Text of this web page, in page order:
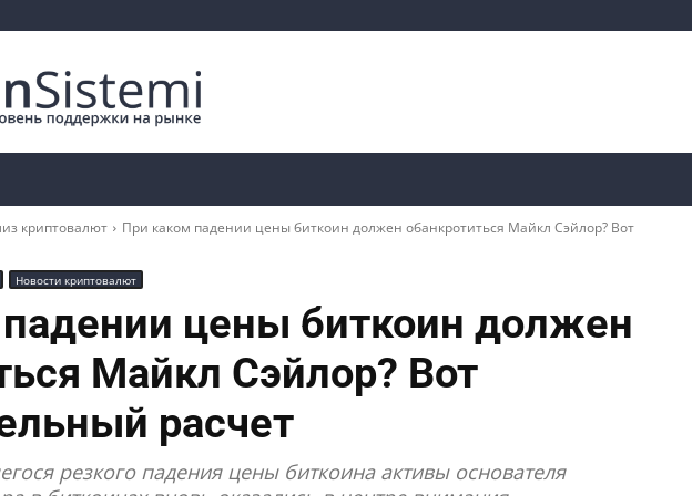
криптовалют
При каком падении цены биткоин должен обанкротиться Майкл Сэйлор? Вот
Новости криптовалют
цены биткоин должен
Майкл Сэйлор? Вот
расчет
резкого падения цены биткоина активы основателя